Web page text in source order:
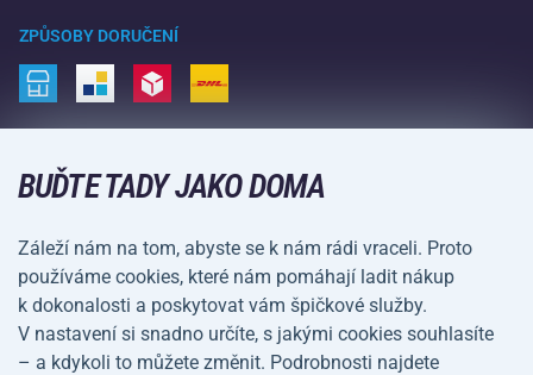
Volný čas a zábava
Kemping a turistika
Bojové sporty
Kola a koloběžky
Vodní sporty
Sportovní oblečení a doplňky
Vrácení a reklamace
Doprava a platba
ZPŮSOBY DORUČENÍ
BUĎTE TADY JAKO DOMA
Záleží nám na tom, abyste se k nám rádi vraceli. Proto
používáme cookies, které nám pomáhají ladit nákup
k dokonalosti a poskytovat vám špičkové služby.
V nastavení si snadno určíte, s jakými cookies souhlasíte
– a kdykoli to můžete změnit. Podrobnosti najdete